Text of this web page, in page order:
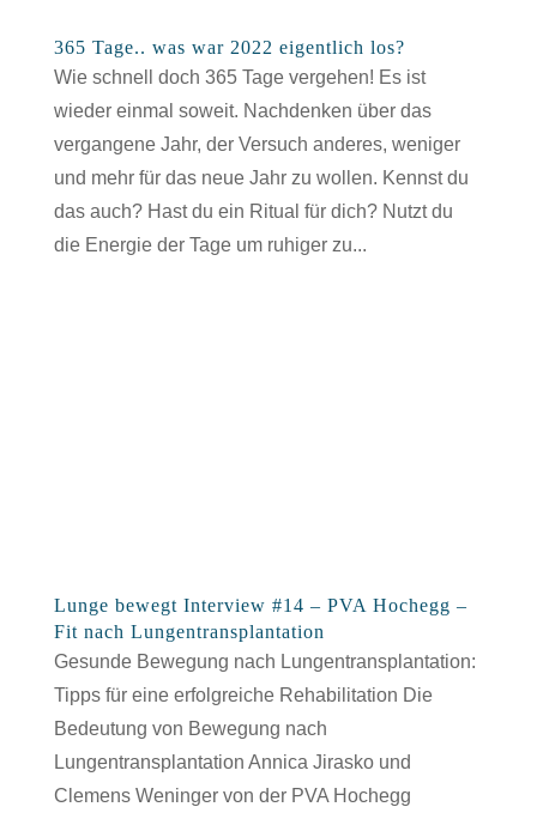
365 Tage.. was war 2022 eigentlich los?
Wie schnell doch 365 Tage vergehen! Es ist
wieder einmal soweit. Nachdenken über das
vergangene Jahr, der Versuch anderes, weniger
und mehr für das neue Jahr zu wollen. Kennst du
das auch? Hast du ein Ritual für dich? Nutzt du
die Energie der Tage um ruhiger zu...
Lunge bewegt Interview #14 – PVA Hochegg –
Fit nach Lungentransplantation
Gesunde Bewegung nach Lungentransplantation:
Tipps für eine erfolgreiche Rehabilitation Die
Bedeutung von Bewegung nach
Lungentransplantation Annica Jirasko und
Clemens Weninger von der PVA Hochegg